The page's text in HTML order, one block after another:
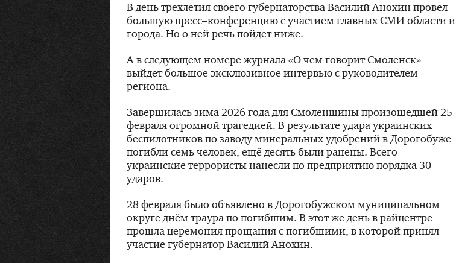
В день трехлетия своего губернаторства Василий Анохин провел
большую пресс–конференцию с участием главных СМИ области и
города. Но о ней речь пойдет ниже.
А в следующем номере журнала «О чем говорит Смоленск»
выйдет большое эксклюзивное интервью с руководителем
региона.
Завершилась зима 2026 года для Смоленщины произошедшей 25
февраля огромной трагедией. В результате удара украинских
беспилотников по заводу минеральных удобрений в Дорогобуже
погибли семь человек, ещё десять были ранены. Всего
украинские террористы нанесли по предприятию порядка 30
ударов.
28 февраля было объявлено в Дорогобужском муниципальном
округе днём траура по погибшим. В этот же день в райцентре
прошла церемония прощания с погибшими, в которой принял
участие губернатор Василий Анохин.